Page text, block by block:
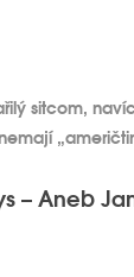
sitcom,
– Aneb